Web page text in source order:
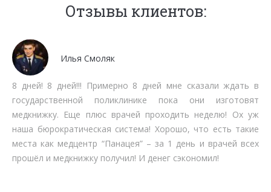
Отзывы клиентов:
Мочалов Дмитрий
Мне как бизнесмену нет времени тратить на стояние в
очередях. Работают быстро, качественно, вменяемо по
срокам прохождения. Рекомендую.